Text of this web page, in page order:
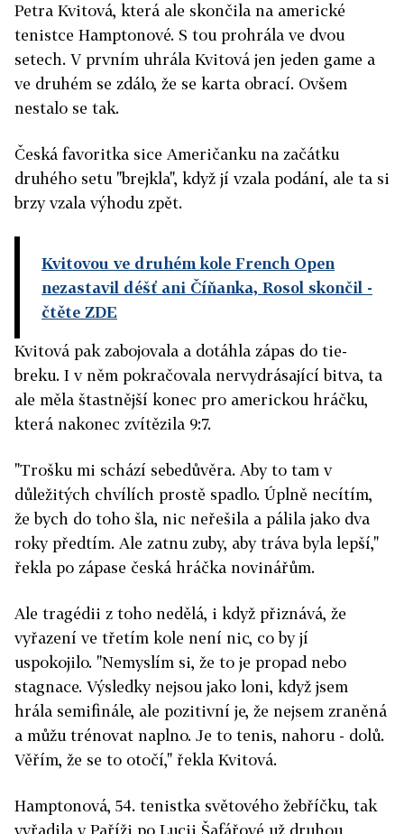
Petra Kvitová, která ale skončila na americké
tenistce Hamptonové. S tou prohrála ve dvou
setech. V prvním uhrála Kvitová jen jeden game a
ve druhém se zdálo, že se karta obrací. Ovšem
nestalo se tak.
Česká favoritka sice Američanku na začátku
druhého setu "brejkla", když jí vzala podání, ale ta si
brzy vzala výhodu zpět.
Kvitovou ve druhém kole French Open
nezastavil déšť ani Číňanka, Rosol skončil -
čtěte ZDE
Kvitová pak zabojovala a dotáhla zápas do tie-
breku. I v něm pokračovala nervydrásající bitva, ta
ale měla štastnější konec pro americkou hráčku,
která nakonec zvítězila 9:7.
"Trošku mi schází sebedůvěra. Aby to tam v
důležitých chvílích prostě spadlo. Úplně necítím,
že bych do toho šla, nic neřešila a pálila jako dva
roky předtím. Ale zatnu zuby, aby tráva byla lepší,"
řekla po zápase česká hráčka novinářům.
Ale tragédii z toho nedělá, i když přiznává, že
vyřazení ve třetím kole není nic, co by jí
uspokojilo. "Nemyslím si, že to je propad nebo
stagnace. Výsledky nejsou jako loni, když jsem
hrála semifinále, ale pozitivní je, že nejsem zraněná
a můžu trénovat naplno. Je to tenis, nahoru - dolů.
Věřím, že se to otočí," řekla Kvitová.
Hamptonová, 54. tenistka světového žebříčku, tak
vyřadila v Paříži po Lucii Šafářové už druhou